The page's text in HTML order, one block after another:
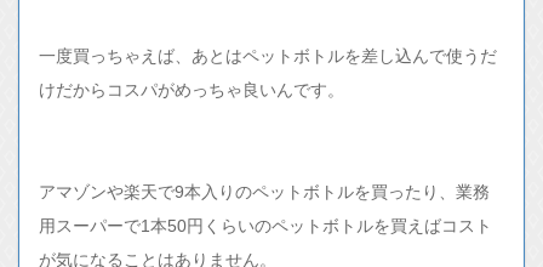
一度買っちゃえば、あとはペットボトルを差し込んで使うだ
けだからコスパがめっちゃ良いんです。
アマゾンや楽天で9本入りのペットボトルを買ったり、業務
用スーパーで1本50円くらいのペットボトルを買えばコスト
が気になることはありません。